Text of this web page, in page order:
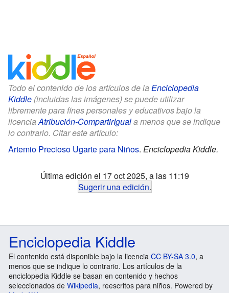
Todo el contenido de los artículos de la Enciclopedia
Kiddle (incluidas las imágenes) se puede utilizar
libremente para fines personales y educativos bajo la
licenciaAtribución-CompartirIguala menos que se indique
lo contrario. Citar este artículo:
Artemio Precioso Ugarte para Niños. Enciclopedia Kiddle.
Última edición el 17 oct 2025, a las 11:19
Sugerir una edición.
Enciclopedia Kiddle
El contenido está disponible bajo la licencia CC BY-SA 3.0, a
menos que se indique lo contrario. Los artículos de la
enciclopedia Kiddle se basan en contenido y hechos
seleccionados de Wikipedia, reescritos para niños. Powered by